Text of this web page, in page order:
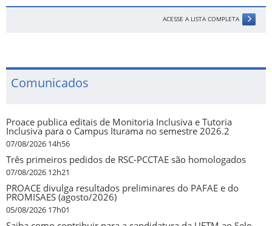
ACESSE A LISTA COMPLETA
Comunicados
Proace publica editais de Monitoria Inclusiva e Tutoria
Inclusiva para o Campus Iturama no semestre 2026.2
07/08/2026 14h56
Três primeiros pedidos de RSC-PCCTAE são homologados
07/08/2026 12h21
PROACE divulga resultados preliminares do PAFAE e do
PROMISAES (agosto/2026)
05/08/2026 17h01